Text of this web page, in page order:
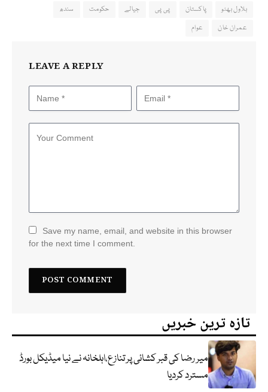
بلاول بھٹو پاکستان پی پی جیالے حکومت
سندھ
عمران خان
عوام
LEAVE A REPLY
Save my name, email, and website in this browser
for the next time I comment.
تازہ ترین خبریں
میر رضا کی قبر کشائی پر تنازع،اہلخانہ نے نیا میڈیکل بورڈ
مسترد کردیا